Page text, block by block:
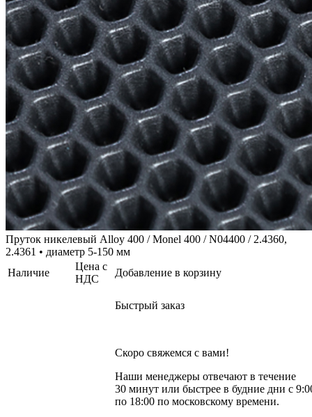
Пруток никелевый Alloy 400 / Monel 400 / N04400 / 2.4360,
2.4361 • диаметр 5-150 мм
Наличие
Цена с
НДС
Добавление в корзину
Быстрый заказ
Скоро свяжемся с вами!
Наши менеджеры отвечают в течение
30 минут или быстрее в будние дни с
по 18:00 по московскому времени.